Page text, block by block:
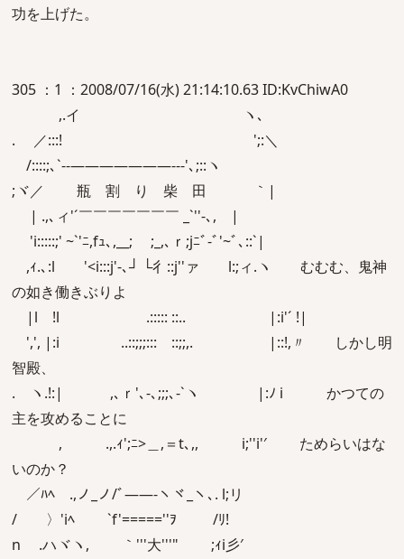
功を上げた。
305 ：1 ：2008/07/16(水) 21:14:10.63 ID:KvChiwA0
,.イ ヽ､
. ／:::! ';:＼
/::::;､`--―――――――‐--'､;::ヽ
;ヾ／ 瓶 割 り 柴 田 ｀|
| .,､ィ'´￣￣￣￣￣￣￣ _`''‐､, |
'i:::::;' ~`'ﾆ,fｭ､,__; ;_,､ｒ;jﾆﾞ-ﾞ'~ﾞ､::`|
,ｨ.､:l '<i:::j'‐､┘ └彳::j''ァ l:;ィ.ヽ むむむ、鬼神
の如き働きぶりよ
|l !l .::::: ::.. |:i'´ !|
',', |:i ..::;;;::: ::;;,. |::!,〃 しかし明
智殿、
. ヽ.!:| ,､ｒ'､-､;;;､-`ヽ |:ﾉ i かつての
主を攻めることに
ゝ, .,.ｨ';ﾆ>＿,＝t､,, i;''i'′ ためらいはな
いのか？
／ﾊﾍ .,ノ_ノ/ﾞ――‐ヽヾ_ヽ､. l;リ
/ 〉'iﾍ ￣ `f'=====''ｦ ￣ /ﾘ!
n .ハヾヽ, ｀'''大'''" ;ｨi彡′